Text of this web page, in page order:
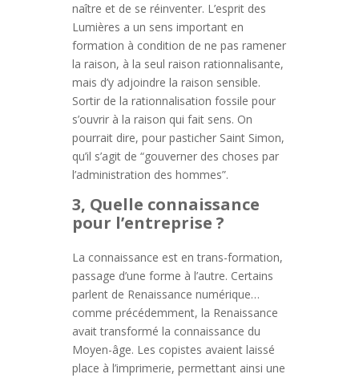
naître et de se réinventer. L’esprit des
Lumières a un sens important en
formation à condition de ne pas ramener
la raison, à la seul raison rationnalisante,
mais d’y adjoindre la raison sensible.
Sortir de la rationnalisation fossile pour
s’ouvrir à la raison qui fait sens. On
pourrait dire, pour pasticher Saint Simon,
qu’il s’agit de “gouverner des choses par
l’administration des hommes”.
3, Quelle connaissance
pour l’entreprise ?
La connaissance est en trans-formation,
passage d’une forme à l’autre. Certains
parlent de Renaissance numérique…
comme précédemment, la Renaissance
avait transformé la connaissance du
Moyen-âge. Les copistes avaient laissé
place à l’imprimerie, permettant ainsi une